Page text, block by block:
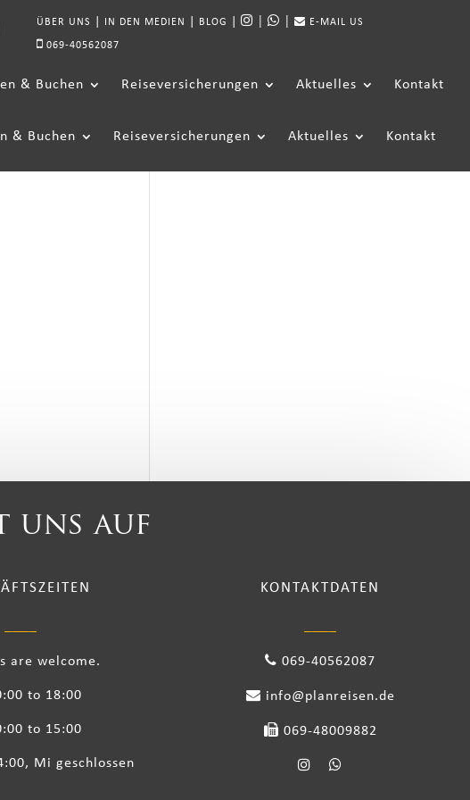
ÜBER UNS IN DEN MEDIEN BLOG | | E-MAIL US
069-40562087
& Buchen Reiseversicherungen Aktuelles Kontakt
& Buchen Reiseversicherungen Aktuelles Kontakt
uns auf
are welcome.
to 18:00
to 15:00
Mi geschlossen
KONTAKTDATEN
069-40562087
info@planreisen.de
069-48009882